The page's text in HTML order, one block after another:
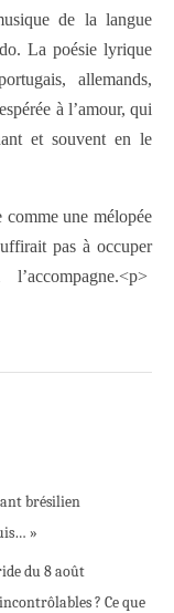
de la langue
La poésie lyrique
allemands,
à l’amour, qui
et souvent en le
comme une mélopée
pas à occuper
<p>
brésilien
»
du 8 août
? Ce que